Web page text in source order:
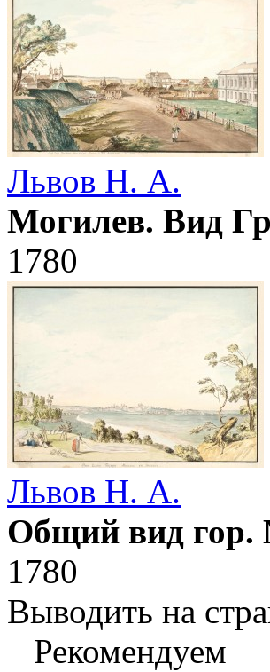
Львов Н. А.
Могилев. Вид
1780
Львов Н. А.
Общий вид гор.
1780
Выводить на
Рекомендуем